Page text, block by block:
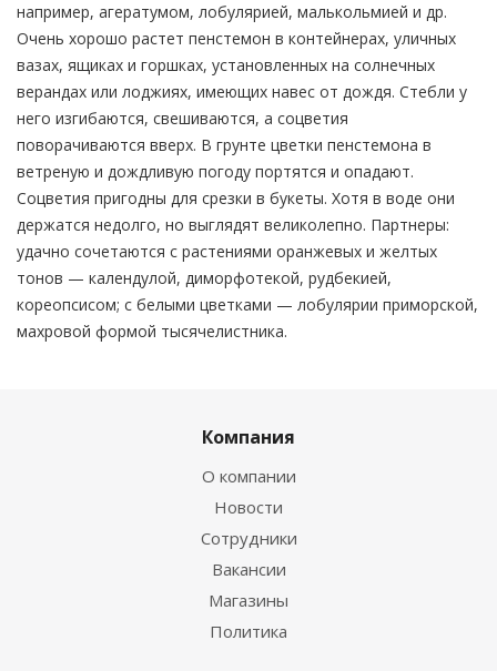
например, агератумом, лобулярией, малькольмией и др.
Очень хорошо растет пенстемон в контейнерах, уличных
вазах, ящиках и горшках, установленных на солнечных
верандах или лоджиях, имеющих навес от дождя. Стебли у
него изгибаются, свешиваются, а соцветия
поворачиваются вверх. В грунте цветки пенстемона в
ветреную и дождливую погоду портятся и опадают.
Соцветия пригодны для срезки в букеты. Хотя в воде они
держатся недолго, но выглядят великолепно. Партнеры:
удачно сочетаются с растениями оранжевых и желтых
тонов — календулой, диморфотекой, рудбекией,
кореопсисом; с белыми цветками — лобулярии приморской,
махровой формой тысячелистника.
Компания
О компании
Новости
Сотрудники
Вакансии
Магазины
Политика